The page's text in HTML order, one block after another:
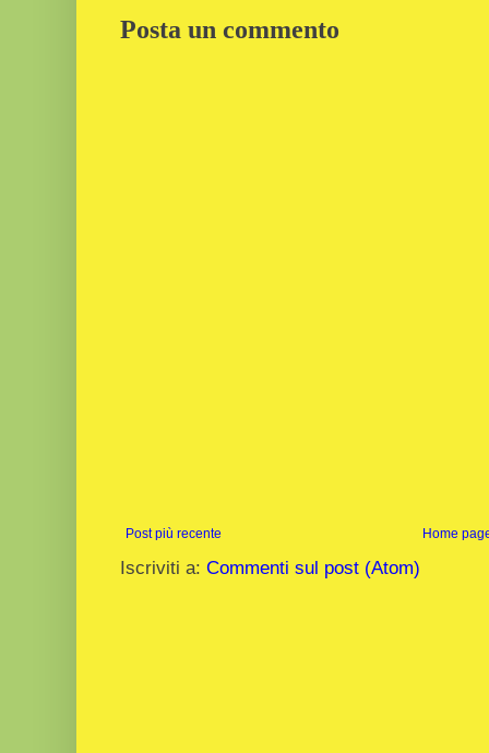
Posta un commento
Post più recente Home
Iscriviti a: Commenti sul post (Atom)